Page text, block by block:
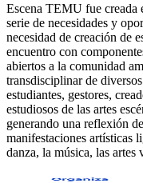
Escena TEMU fue creada
serie de necesidades y
necesidad de creación de
encuentro con
abiertos a la comunidad
transdisciplinar de
estudiantes, gestores,
estudiosos de las artes
generando una reflexión
manifestaciones artísticas
danza, la música, las artes